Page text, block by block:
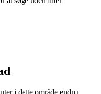
i dette område endnu.